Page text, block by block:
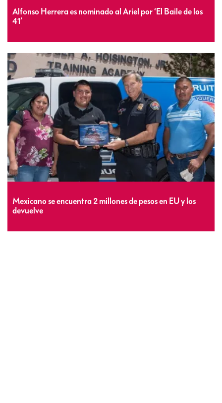
Alfonso Herrera es nominado al Ariel por ‘El Baile de los
41’
Mexicano se encuentra 2 millones de pesos en EU y los
devuelve